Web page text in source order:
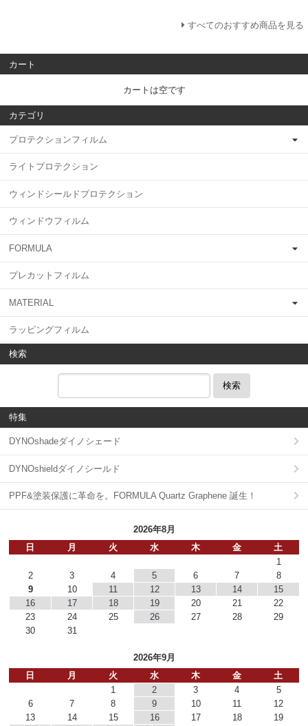
すべてのおすすめ商品を見る
カート
カートは空です
カテゴリ
プロテクションフィルム
ライトプロテクション
ウィンドシールドプロテクション
ウィンドウフィルム
FORMULA
プレカットフィルム
MATERIAL
ラッピングフィルム
検索
検索
特集
DYNOshadeダイノシェード
DYNOshieldダイノシールド
PPF&塗装保護に革命を。FORMULA Quartz Graphene 誕生！
2026年8月
日
月 火 水 木 金
土
1
2
3 4 5 6 7
8
9
10 11 12 13 14
15
16
17 18 19 20 21
22
23
24 25 26 27 28
29
30
31
2026年9月
日
月 火 水 木 金
土
1
2 3 4
5
6
7 8 9 10 11
12
13
14 15 16 17 18 19